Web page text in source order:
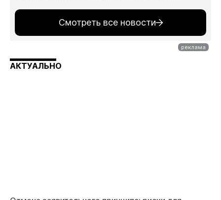
Смотреть все новости
АКТУАЛЬНО